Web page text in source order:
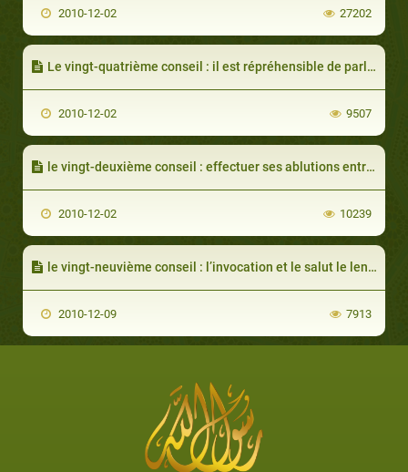
2010-12-02 27202
Le vingt-quatrième conseil : il est répréhensible de parler des secrets des rapports intimes
2010-12-02 9507
le vingt-deuxième conseil : effectuer ses ablutions entre deux rapports intimes
2010-12-02 10239
le vingt-neuvième conseil : l’invocation et le salut le lendemain de la nuit de noces
2010-12-09 7913